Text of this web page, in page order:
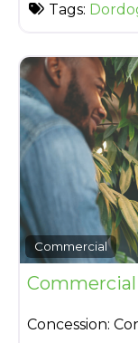
Tags:
Commercial
Concession: